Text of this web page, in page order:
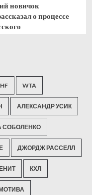
новичок
о процессе
WTA
АЛЕКСАНДР УСИК
СОБОЛЕНКО
ДЖОРДЖ РАССЕЛЛ
КХЛ